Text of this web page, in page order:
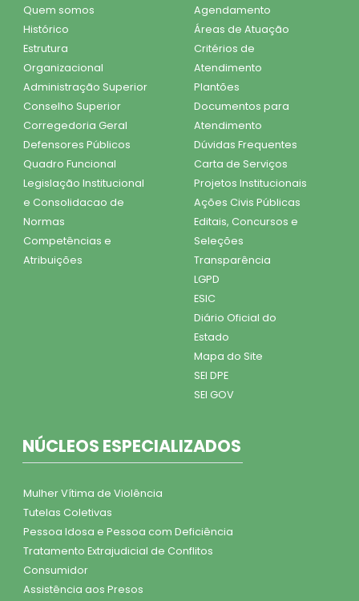
Quem somos
Histórico
Estrutura
Organizacional
Administração Superior
Conselho Superior
Corregedoria Geral
Defensores Públicos
Quadro Funcional
Legislação Institucional
e Consolidacao de
Normas
Competências e
Atribuições
Agendamento
Áreas de Atuação
Critérios de
Atendimento
Plantões
Documentos para
Atendimento
Dúvidas Frequentes
Carta de Serviços
Projetos Institucionais
Ações Civis Públicas
Editais, Concursos e
Seleções
Transparência
LGPD
ESIC
Diário Oficial do
Estado
Mapa do Site
SEI DPE
SEI GOV
NÚCLEOS ESPECIALIZADOS
Mulher Vítima de Violência
Tutelas Coletivas
Pessoa Idosa e Pessoa com Deficiência
Tratamento Extrajudicial de Conflitos
Consumidor
Assistência aos Presos